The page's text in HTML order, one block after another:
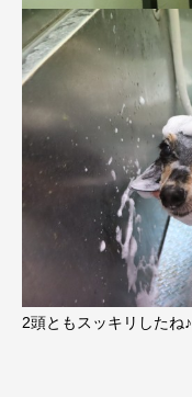
2頭ともスッキリしたね♪